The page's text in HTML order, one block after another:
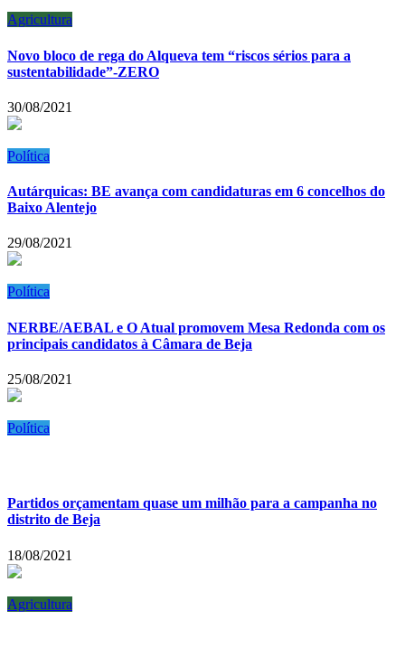
Agricultura
Novo bloco de rega do Alqueva tem “riscos sérios para a
sustentabilidade”-ZERO
30/08/2021
Política
Autárquicas: BE avança com candidaturas em 6 concelhos do
Baixo Alentejo
29/08/2021
Política
NERBE/AEBAL e O Atual promovem Mesa Redonda com os
principais candidatos à Câmara de Beja
25/08/2021
Política
Partidos orçamentam quase um milhão para a campanha no
distrito de Beja
18/08/2021
Agricultura